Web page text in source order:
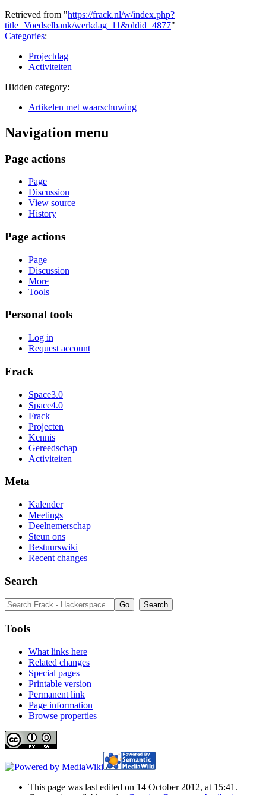
Retrieved from "https://frack.nl/w/index.php?
title=Voedselbank/werkdag_11&oldid=4877"
Categories:
Projectdag
Activiteiten
Hidden category:
Artikelen met waarschuwing
Navigation menu
Page actions
Page
Discussion
View source
History
Page actions
Page
Discussion
More
Tools
Personal tools
Log in
Request account
Frack
Space3.0
Space4.0
Frack
Projecten
Kennis
Gereedschap
Activiteiten
Meta
Kalender
Meetings
Deelnemerschap
Steun ons
Bestuurswiki
Recent changes
Search
Tools
What links here
Related changes
Special pages
Printable version
Permanent link
Page information
Browse properties
This page was last edited on 14 October 2012, at 15:41.